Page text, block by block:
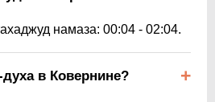
намаза: 00:04 - 02:04.
духа в Ковернине?